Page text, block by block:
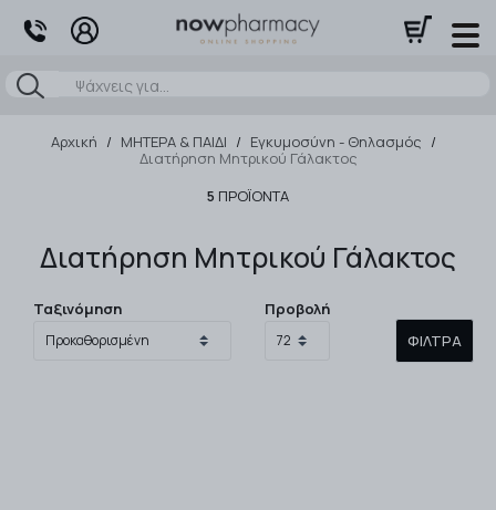
Αναζήτηση
Αρχική / ΜΗΤΕΡΑ & ΠΑΙΔΙ / Εγκυμοσύνη - Θηλασμός /
Διατήρηση Μητρικού Γάλακτος
5 ΠΡΟΪΌΝΤΑ
Διατήρηση Μητρικού Γάλακτος
Ταξινόμηση
Προβολή
ΦΊΛΤΡΑ